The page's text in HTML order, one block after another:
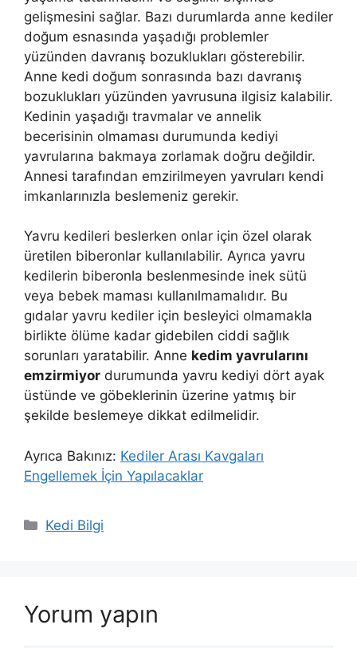
gelişmesini sağlar. Bazı durumlarda anne kediler
doğum esnasında yaşadığı problemler
yüzünden davranış bozuklukları gösterebilir.
Anne kedi doğum sonrasında bazı davranış
bozuklukları yüzünden yavrusuna ilgisiz kalabilir.
Kedinin yaşadığı travmalar ve annelik
becerisinin olmaması durumunda kediyi
yavrularına bakmaya zorlamak doğru değildir.
Annesi tarafından emzirilmeyen yavruları kendi
imkanlarınızla beslemeniz gerekir.
Yavru kedileri beslerken onlar için özel olarak
üretilen biberonlar kullanılabilir. Ayrıca yavru
kedilerin biberonla beslenmesinde inek sütü
veya bebek maması kullanılmamalıdır. Bu
gıdalar yavru kediler için besleyici olmamakla
birlikte ölüme kadar gidebilen ciddi sağlık
sorunları yaratabilir. Anne kedim yavrularını
emzirmiyor durumunda yavru kediyi dört ayak
üstünde ve göbeklerinin üzerine yatmış bir
şekilde beslemeye dikkat edilmelidir.
Ayrıca Bakınız: Kediler Arası Kavgaları
Engellemek İçin Yapılacaklar
Kategoriler
Kedi Bilgi
Yorum yapın